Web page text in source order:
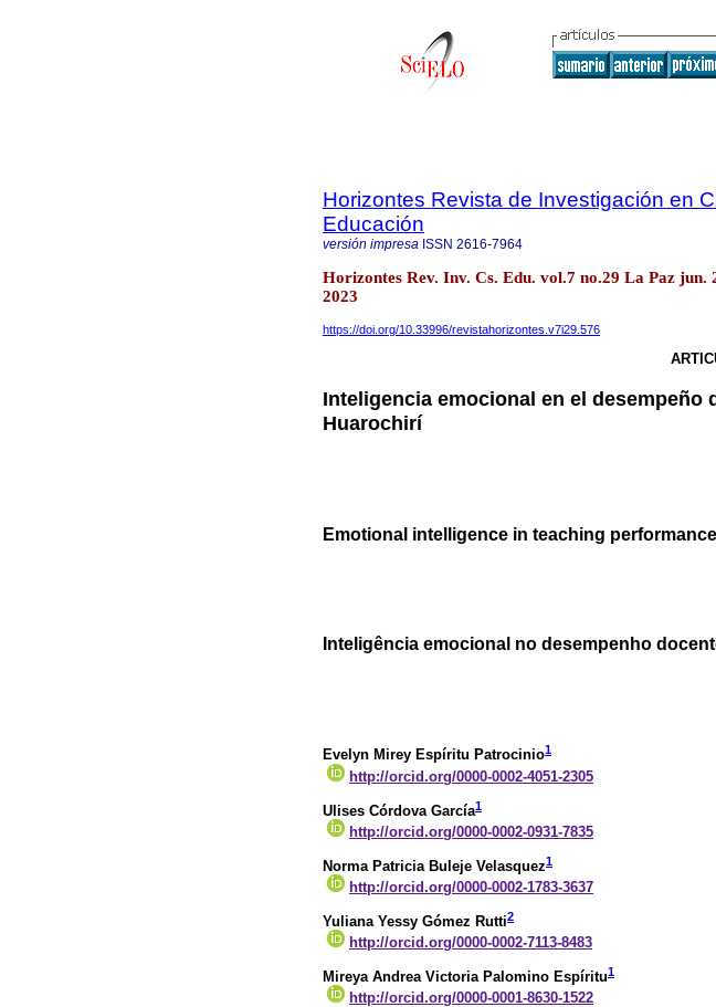
Horizontes Revista de Investigación en
Educación
versión impresa ISSN 2616-7964
Horizontes Rev. Inv. Cs. Edu. vol.7 no.29 La Paz
2023
https://doi.org/10.33996/revistahorizontes.v7i29.576
Inteligencia emocional en el desempeño
Huarochirí
Emotional intelligence in teaching
Inteligência emocional no desempenho
Evelyn Mirey Espíritu Patrocinio1
http://orcid.org/0000-0002-4051-2305
Ulises Córdova García1
http://orcid.org/0000-0002-0931-7835
Norma Patricia Buleje Velasquez1
http://orcid.org/0000-0002-1783-3637
Yuliana Yessy Gómez Rutti2
http://orcid.org/0000-0002-7113-8483
Mireya Andrea Victoria Palomino Espíritu1
http://orcid.org/0000-0001-8630-1522